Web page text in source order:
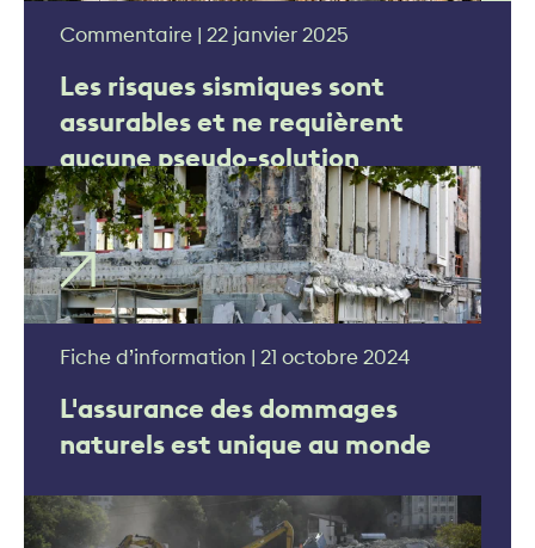
Commentaire | 22 janvier 2025
Les risques sismiques sont
assurables et ne requièrent
aucune pseudo-solution
étatique
Fiche d’information | 21 octobre 2024
L'assurance des dommages
naturels est unique au monde